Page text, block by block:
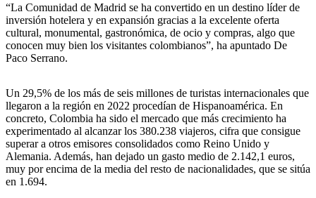
“La Comunidad de Madrid se ha convertido en un destino líder de
inversión hotelera y en expansión gracias a la excelente oferta
cultural, monumental, gastronómica, de ocio y compras, algo que
conocen muy bien los visitantes colombianos”, ha apuntado De
Paco Serrano.
Un 29,5% de los más de seis millones de turistas internacionales que
llegaron a la región en 2022 procedían de Hispanoamérica. En
concreto, Colombia ha sido el mercado que más crecimiento ha
experimentado al alcanzar los 380.238 viajeros, cifra que consigue
superar a otros emisores consolidados como Reino Unido y
Alemania. Además, han dejado un gasto medio de 2.142,1 euros,
muy por encima de la media del resto de nacionalidades, que se sitúa
en 1.694.